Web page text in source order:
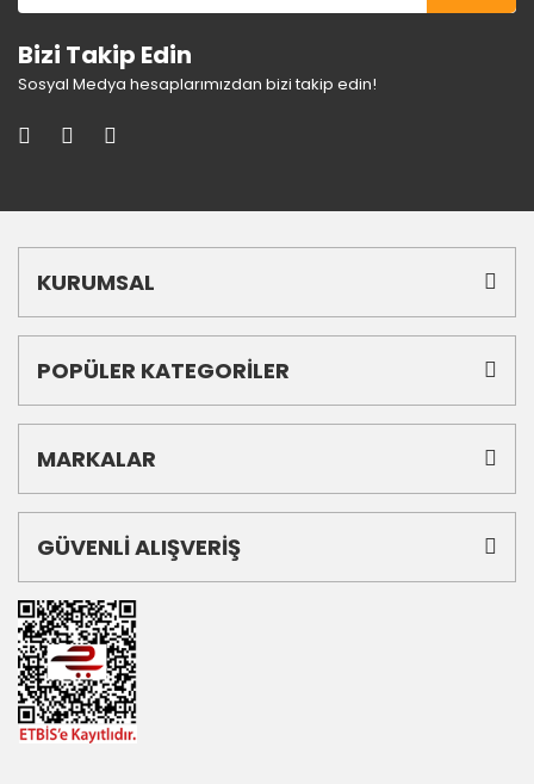
Bizi Takip Edin
Sosyal Medya hesaplarımızdan bizi takip edin!
KURUMSAL
POPÜLER KATEGORİLER
MARKALAR
GÜVENLİ ALIŞVERİŞ